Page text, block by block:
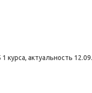
курса, актуальность